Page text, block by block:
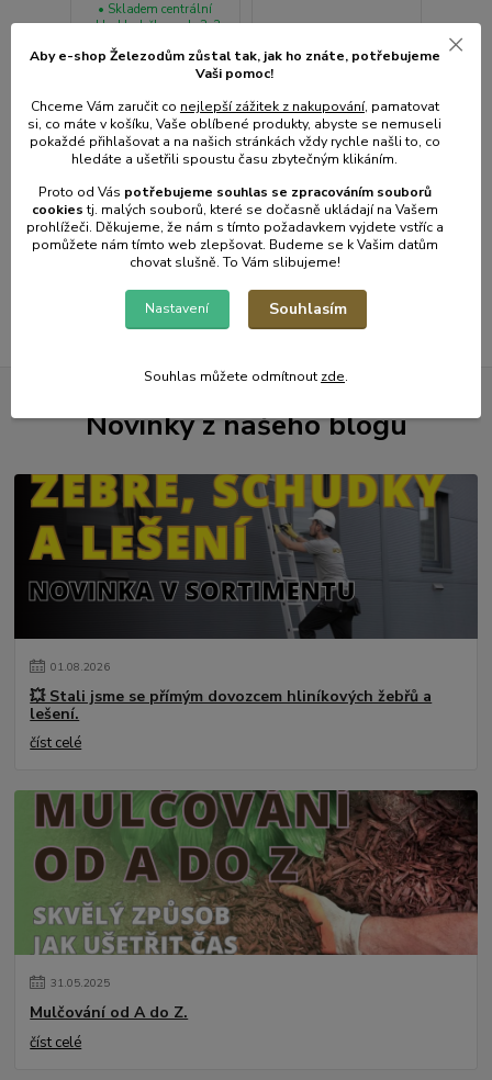
DPH
• Skladem centrální
sklad | odešleme do 2-3
282 Kč/ks
233 Kčbez
DPH
strana z 1
Novinky z našeho blogu
01.08.2026
💥 Stali jsme se přímým dovozcem hliníkových žebřů a
lešení.
číst celé
31.05.2025
Mulčování od A do Z.
číst celé
Aby e-shop Železodům zůstal tak, jak ho znáte, potřebujeme
Vaši pomoc!
Chceme Vám zaručit co nejlepší zážitek z nakupování, pamatovat
si, co máte v košíku, Vaše oblíbené produkty, abyste se nemuseli
pokaždé přihlašovat a na našich stránkách vždy rychle našli to, co
hledáte a ušetřili spoustu času zbytečným klikáním.
Proto od Vás potřebujeme souhlas se zpracováním souborů
cookiestj. malých souborů, které se dočasně ukládají na Vašem
prohlížeči. Děkujeme, že nám s tímto požadavkem vyjdete vstříc a
pomůžete nám tímto web zlepšovat. Budeme se k Vašim datům
chovat slušně. To Vám slibujeme!
Nastavení Souhlasím
Souhlas můžete odmítnout zde.